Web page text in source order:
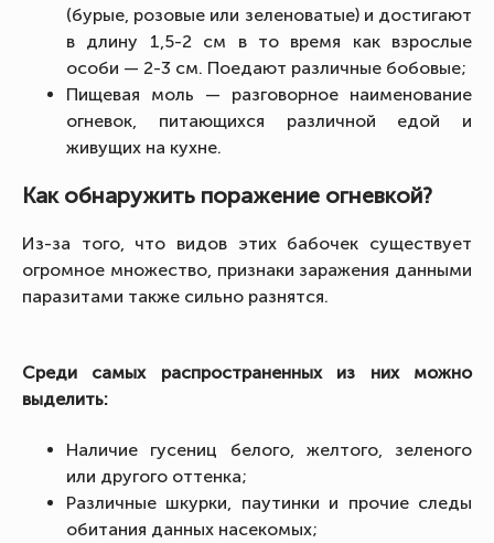
(бурые, розовые или зеленоватые) и достигают
в длину 1,5-2 см в то время как взрослые
особи — 2-3 см. Поедают различные бобовые;
Пищевая моль — разговорное наименование
огневок, питающихся различной едой и
живущих на кухне.
Как обнаружить поражение огневкой?
Из-за того, что видов этих бабочек существует
огромное множество, признаки заражения данными
паразитами также сильно разнятся.
Среди самых распространенных из них можно
выделить:
Наличие гусениц белого, желтого, зеленого
или другого оттенка;
Различные шкурки, паутинки и прочие следы
обитания данных насекомых;